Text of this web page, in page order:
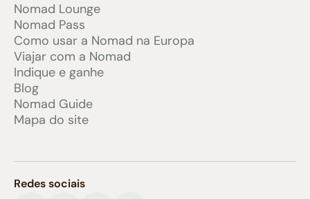
Nomad Lounge
Nomad Pass
Como usar a Nomad na Europa
Viajar com a Nomad
Indique e ganhe
Blog
Nomad Guide
Mapa do site
Redes sociais